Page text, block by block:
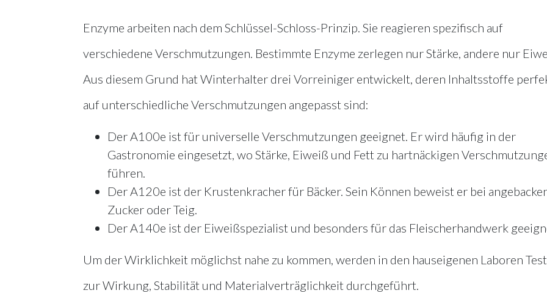
Enzyme arbeiten nach dem Schlüssel-Schloss-Prinzip. Sie reagieren spezifisch auf
verschiedene Verschmutzungen. Bestimmte Enzyme zerlegen nur Stärke, andere nur
Aus diesem Grund hat Winterhalter drei Vorreiniger entwickelt, deren Inhaltsstoffe
auf unterschiedliche Verschmutzungen angepasst sind:
Der A100e ist für universelle Verschmutzungen geeignet. Er wird häufig in der
Gastronomie eingesetzt, wo Stärke, Eiweiß und Fett zu hartnäckigen
führen.
Der A120e ist der Krustenkracher für Bäcker. Sein Können beweist er bei
Zucker oder Teig.
Der A140e ist der Eiweißspezialist und besonders für das Fleischerhandwerk
Um der Wirklichkeit möglichst nahe zu kommen, werden in den hauseigenen Laboren
zur Wirkung, Stabilität und Materialverträglichkeit durchgeführt.